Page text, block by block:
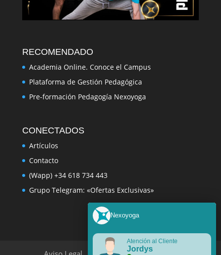
RECOMENDADO
Academia Online. Conoce el Campus
Plataforma de Gestión Pedagógica
Pre-formación Pedagogía Nexoyoga
CONECTADOS
Artículos
Contacto
(Wapp) +34 618 734 443
Grupo Telegram: «Ofertas Exclusivas»
Nexoyoga
Atención al Cliente
Jordys